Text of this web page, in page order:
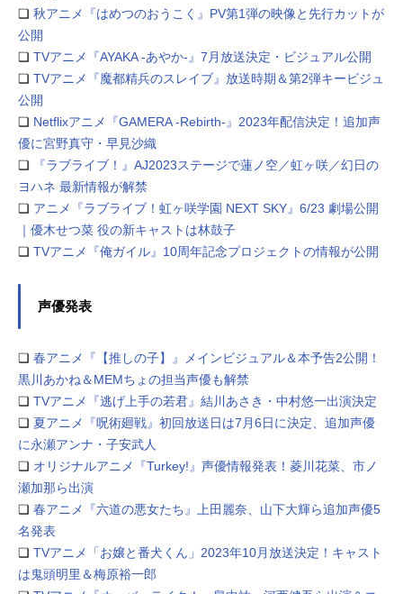
❏ 秋アニメ『はめつのおうこく』PV第1弾の映像と先行カットが
公開
❏ TVアニメ『AYAKA ‐あやか‐』7月放送決定・ビジュアル公開
❏ TVアニメ『魔都精兵のスレイブ』放送時期＆第2弾キービジュ
公開
❏ Netflixアニメ『GAMERA -Rebirth-』2023年配信決定！追加声
優に宮野真守・早見沙織
❏
『ラブライブ！』AJ2023ステージで蓮ノ空／虹ヶ咲／幻日の
ヨハネ 最新情報が解禁
❏ アニメ『ラブライブ！虹ヶ咲学園 NEXT SKY』6/23 劇場公開
｜優木せつ菜 役の新キャストは林鼓子
❏ TVアニメ『俺ガイル』10周年記念プロジェクトの情報が公開
声優発表
❏ 春アニメ『【推しの子】』メインビジュアル＆本予告2公開！
黒川あかね＆MEMちょの担当声優も解禁
❏ TVアニメ『逃げ上手の若君』結川あさき・中村悠一出演決定
❏ 夏アニメ『呪術廻戦』初回放送日は7月6日に決定、追加声優
に永瀬アンナ・子安武人
❏ オリジナルアニメ『Turkey!』声優情報発表！菱川花菜、市ノ
瀬加那ら出演
❏ 春アニメ『六道の悪女たち』上田麗奈、山下大輝ら追加声優5
名発表
❏ TVアニメ「お嬢と番犬くん」2023年10月放送決定！キャスト
は鬼頭明里＆梅原裕一郎